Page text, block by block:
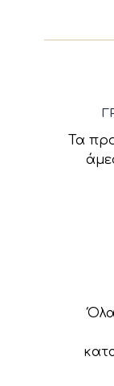
Τα